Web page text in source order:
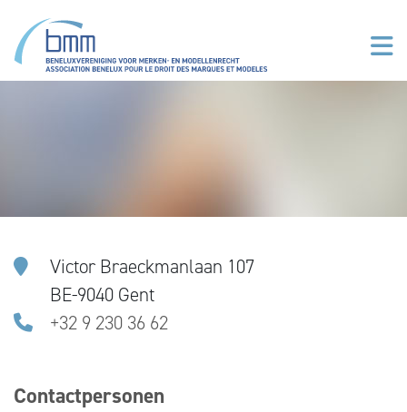
Victor Braeckmanlaan 107
BE-9040 Gent
+32 9 230 36 62
Contactpersonen